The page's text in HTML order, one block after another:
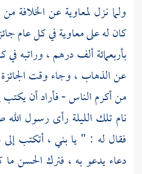
ولما نزللمعاويةعن الخلافة
كان له علىمعاويةفي كل عام
بأربعمائة ألف درهم ، وراتبه
عن الذهاب ، وجاء وقت
من أكرم الناس - فأراد أن يكتب
نام تلك الليلة رأى رسول الله
فقال له : " يا بني ، أتكتب
دعاء يدعو به ، فترك الحسنما